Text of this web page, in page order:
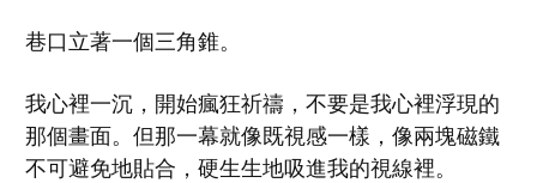
巷口立著一個三角錐。
我心裡一沉，開始瘋狂祈禱，不要是我心裡浮現的
那個畫面。但那一幕就像既視感一樣，像兩塊磁鐵
不可避免地貼合，硬生生地吸進我的視線裡。